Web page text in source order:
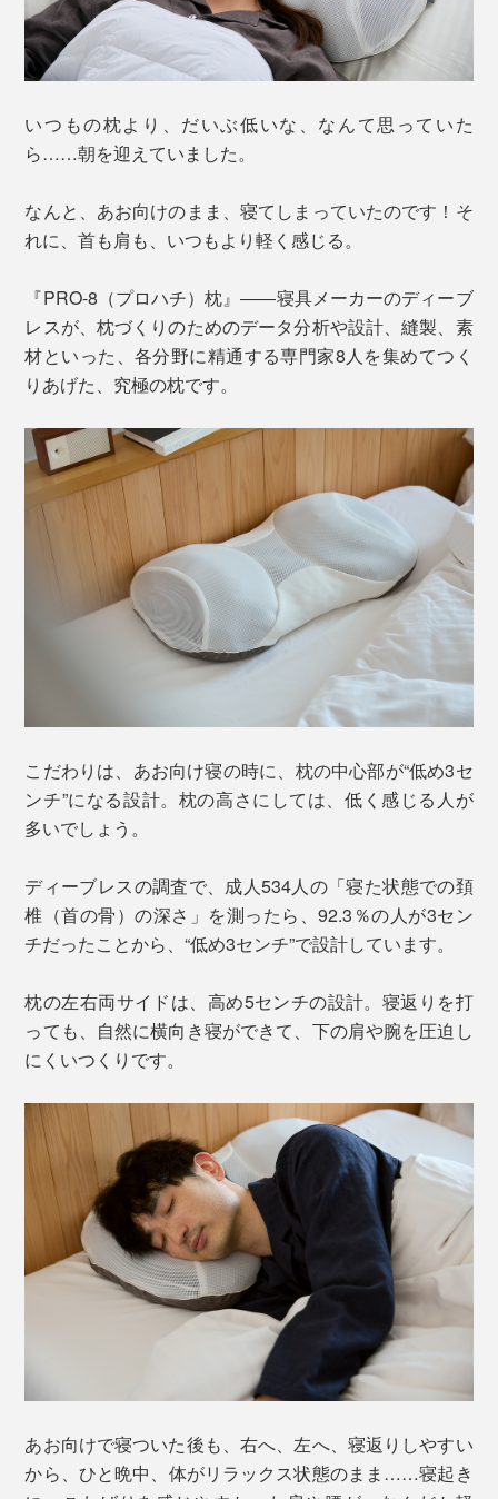
いつもの枕より、だいぶ低いな、なんて思っていた
ら……朝を迎えていました。
なんと、あお向けのまま、寝てしまっていたのです！そ
れに、首も肩も、いつもより軽く感じる。
『PRO-8（プロハチ）枕』――寝具メーカーのディーブ
レスが、枕づくりのためのデータ分析や設計、縫製、素
材といった、各分野に精通する専門家8人を集めてつく
りあげた、究極の枕です。
こだわりは、あお向け寝の時に、枕の中心部が“低め3セ
ンチ”になる設計。枕の高さにしては、低く感じる人が
多いでしょう。
ディーブレスの調査で、成人534人の「寝た状態での頚
椎（首の骨）の深さ」を測ったら、92.3％の人が3セン
チだったことから、“低め3センチ”で設計しています。
枕の左右両サイドは、高め5センチの設計。寝返りを打
っても、自然に横向き寝ができて、下の肩や腕を圧迫し
にくいつくりです。
あお向けで寝ついた後も、右へ、左へ、寝返りしやすい
から、ひと晩中、体がリラックス状態のまま……寝起き